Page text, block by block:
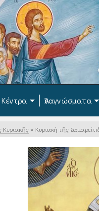
Ἀναγνώσματα
Κυριακῆς » Κυριακή τῆς